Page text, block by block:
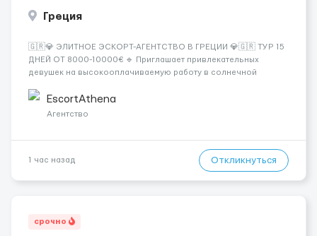
Греция
🇬🇷💎 ЭЛИТНОЕ ЭСКОРТ-АГЕНТСТВО В ГРЕЦИИ 💎🇬🇷 ТУР 15
ДНЕЙ ОТ 8000-10000€ 🔹 Приглашает привлекательных
девушек на высокооплачиваемую работу в солнечной
хорошие деньги 💶 — это предложение для тебя! 🔹
Требования: ✔️ Возраст от ...
EscortAthena
Агентство
1 час назад Откликнуться
срочно